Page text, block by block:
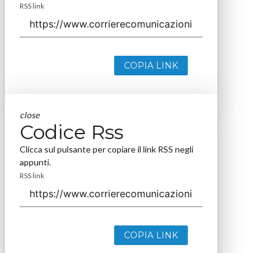
RSS link
COPIA LINK
close
Codice Rss
Clicca sul pulsante per copiare il link RSS negli
appunti.
RSS link
COPIA LINK